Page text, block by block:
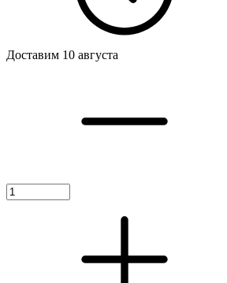
Доставим 10 августа